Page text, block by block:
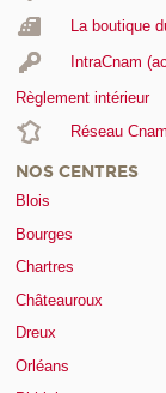
La boutique
IntraCnam
Règlement intérieur
Réseau Cnam
NOS CENTRES
Blois
Bourges
Chartres
Châteauroux
Dreux
Orléans